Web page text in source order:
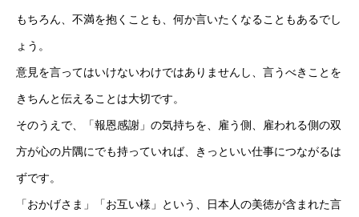
もちろん、不満を抱くことも、何か言いたくなることもあるでし
ょう。
意見を言ってはいけないわけではありませんし、言うべきことを
きちんと伝えることは大切です。
そのうえで、「報恩感謝」の気持ちを、雇う側、雇われる側の双
方が心の片隅にでも持っていれば、きっといい仕事につながるは
ずです。
「おかげさま」「お互い様」という、日本人の美徳が含まれた言